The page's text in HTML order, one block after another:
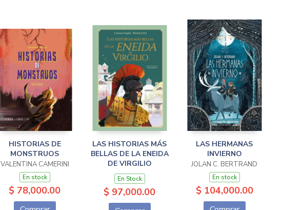
HISTORIAS DE
MONSTRUOS
VALENTINA CAMERINI
En stock
$ 78,000.00
LAS HISTORIAS MÁS
BELLAS DE LA ENEIDA
DE VIRGILIO
En Stock
$ 97,000.00
LAS HERMANAS
INVIERNO
JOLAN C. BERTRAND
En stock
$ 104,000.00